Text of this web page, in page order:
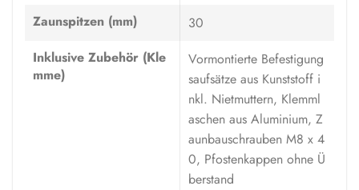
Zaunspitzen (mm)
30
Inklusive Zubehör (Kle
mme)
Vormontierte Befestigung
saufsätze aus Kunststoff i
nkl. Nietmuttern, Klemml
aschen aus Aluminium, Z
aunbauschrauben M8 x 4
0, Pfostenkappen ohne Ü
berstand